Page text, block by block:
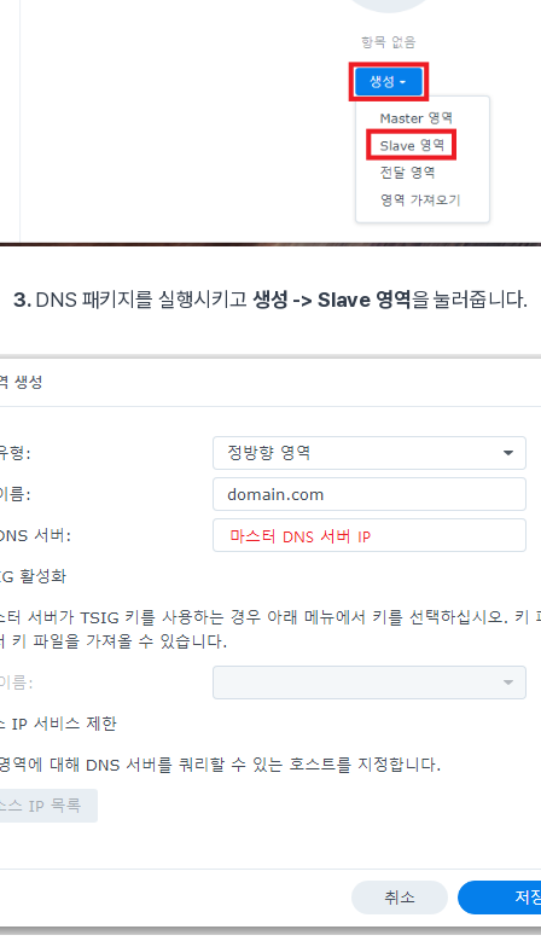
3.DNS 패키지를 실행시키고 생성 -> Slave 영역을 눌러줍니다.